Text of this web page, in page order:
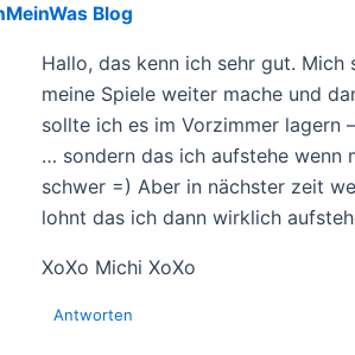
Blog
Hallo, das kenn ich sehr gut.
meine Spiele weiter mache und
sollte ich es im Vorzimmer lagern
… sondern das ich aufstehe wenn
schwer =) Aber in nächster zeit
lohnt das ich dann wirklich
XoXo Michi XoXo
Antworten